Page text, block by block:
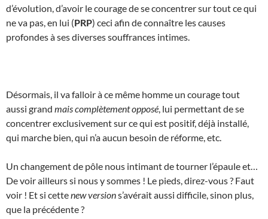
d’évolution, d’avoir le courage de se concentrer sur tout ce qui
ne va pas, en lui (PRP) ceci afin de connaître les causes
profondes à ses diverses souffrances intimes.
Désormais, il va falloir à ce même homme un courage tout
aussi grand mais complètement opposé , lui permettant de se
concentrer exclusivement sur ce qui est positif, déjà installé,
qui marche bien, qui n’a aucun besoin de réforme, etc.
Un changement de pôle nous intimant de tourner l’épaule et…
De voir ailleurs si nous y sommes ! Le pieds, direz-vous ? Faut
voir ! Et si cettenew versions’avérait aussi difficile, sinon plus,
que la précédente ?